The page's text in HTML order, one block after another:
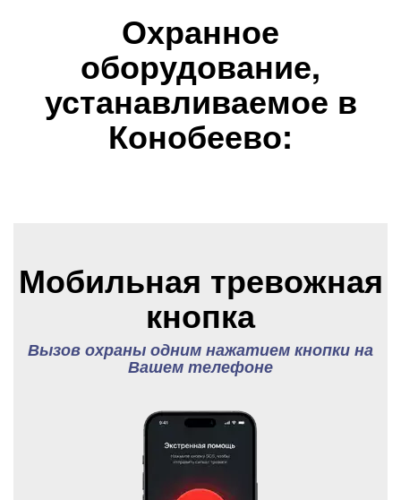
Охранное
оборудование,
устанавливаемое в
Конобеево:
Мобильная тревожная
кнопка
Вызов охраны одним нажатием кнопки на
Вашем телефоне